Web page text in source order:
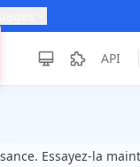
API
Essayez-la